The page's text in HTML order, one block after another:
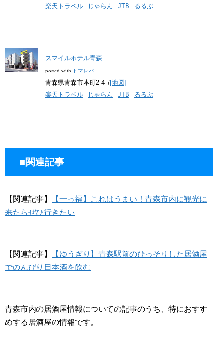
楽天トラベル じゃらん JTB るるぶ
スマイルホテル青森
posted with トマレバ
青森県青森市本町2-4-7[地図]
楽天トラベル
じゃらん JTB るるぶ
■関連記事
【関連記事】
【一っ福】これはうまい！青森市内に観光に
来たらぜひ行きたい
【関連記事】
【ゆうぎり】青森駅前のひっそりした居酒屋
でのんびり日本酒を飲む
青森市内の居酒屋情報についての記事のうち、特におすす
めする居酒屋の情報です。